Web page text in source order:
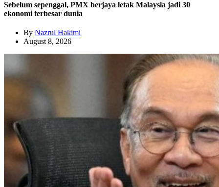
Sebelum sepenggal, PMX berjaya letak Malaysia jadi 30
ekonomi terbesar dunia
By Nazrul Hakimi
August 8, 2026